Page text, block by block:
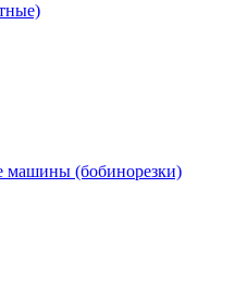
машины (бобинорезки)